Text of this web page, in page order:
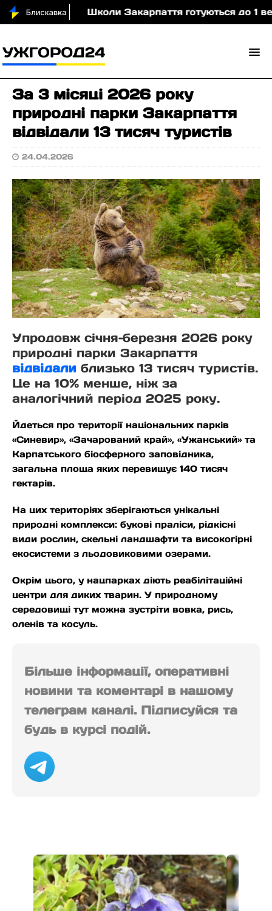
(відео) Школи Закарпаття готуються до 1
За 3 місяці 2026 року
природні парки Закарпаття
відвідали 13 тисяч туристів
24.04.2026
Упродовж січня–березня 2026 року
природні парки Закарпаття
відвідали близько 13 тисяч туристів.
Це на 10% менше, ніж за
аналогічний період 2025 року.
Йдеться про території національних парків
«Синевир», «Зачарований край», «Ужанський» та
Карпатського біосферного заповідника,
загальна площа яких перевищує 140 тисяч
гектарів.
На цих територіях зберігаються унікальні
природні комплекси: букові праліси, рідкісні
види рослин, скельні ландшафти та високогірні
екосистеми з льодовиковими озерами.
Окрім цього, у нацпарках діють реабілітаційні
центри для диких тварин. У природному
середовищі тут можна зустріти вовка, рись,
оленів та косуль.
Більше інформації, оперативні
новини та коментарі в нашому
телеграм каналі. Підписуйся та
будь в курсі подій.